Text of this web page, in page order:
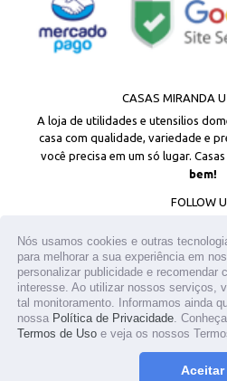
Nós usamos cookies e outras
para melhorar a sua experiência em
personalizar publicidade e recomendar
interesse. Ao utilizar nossos serviços,
tal monitoramento. Informamos ainda
nossa Política de Privacidade .
Termos de Uso e veja os nossos
Aceitar
ESGOTADO
CASAS MIRANDA
A loja de utilidades e utensilios
casa com qualidade, variedade e
você precisa em um só lugar.
bem!
FOLLOW
© 2026Todos os direitos
alterações sem aviso prévio. Os
loja virtual. Em caso de divergência,
As fotos aqui veiculadas, logotipo e
site www.casasmiranda.com.br. É
parcial, sem a expressa autorização.
CNPJ: 25.317.659/0001-05 /